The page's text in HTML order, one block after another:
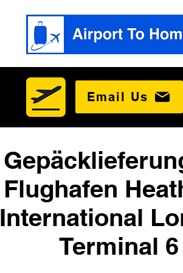
Email Us
Flughafen
International
Terminal 6